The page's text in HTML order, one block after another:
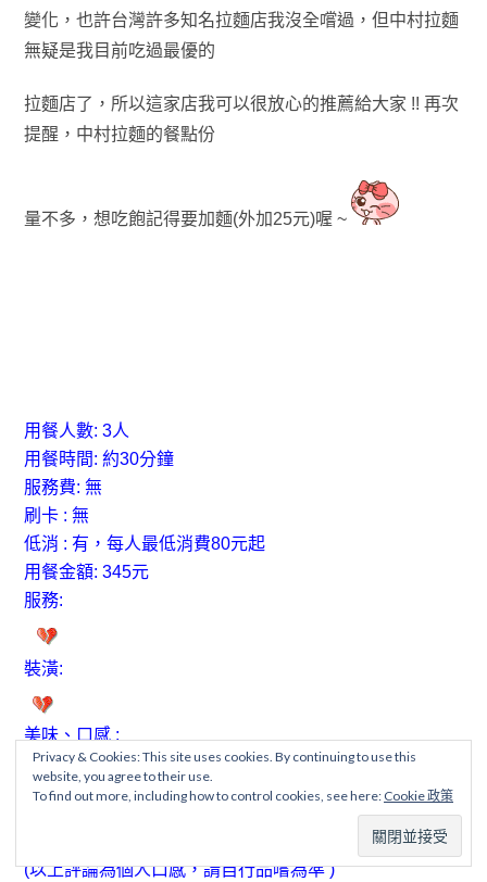
變化 ，也許台灣許多知名拉麵店我沒全嚐過 ， 但中村拉麵
無疑是我目前吃過最優的
拉麵店了 ，所以這家店我可以很放心的推薦給大家 !! 再次
提醒 ，中村拉麵的餐點份
量不多 ，想吃飽記得要加麵(外加25元)喔 ~
用餐人數: 3人
用餐時間: 約30分鐘
服務費: 無
刷卡 : 無
低消 : 有 ，每人最低消費80元起
用餐金額: 345元
服務:
裝潢:
美味、口感 :
(以上評論為個人口感，請自行品嚐為準 )
Privacy & Cookies: This site uses cookies. By continuing to use this
website, you agree to their use.
To find out more, including how to control cookies, see here: Cookie 政策